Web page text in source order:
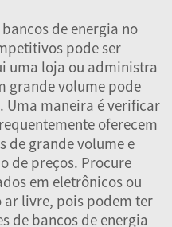
de energia no
pode ser
uma loja ou administra
grande volume pode
maneira é verificar
oferecem
de grande volume e
de preços. Procure
em eletrônicos ou
livre, pois podem ter
de bancos de energia